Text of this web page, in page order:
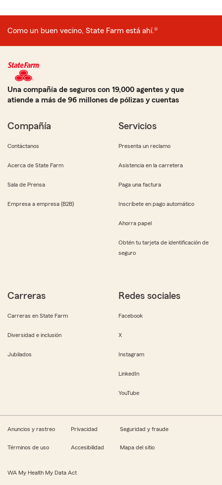
Como un buen vecino, State Farm está ahí.®
Una compañía de seguros con 19,000 agentes y que
atiende a más de 96 millones de pólizas y cuentas
Compañía
Contáctanos
Acerca de State Farm
Sala de Prensa
Empresa a empresa (B2B)
Servicios
Presenta un reclamo
Asistencia en la carretera
Paga una factura
Inscríbete en pago automático
Ahorra papel
Obtén tu tarjeta de identificación de
seguro
Carreras
Carreras en State Farm
Diversidad e inclusión
Jubilados
Redes sociales
Facebook
X
Instagram
LinkedIn
YouTube
Anuncios y rastreo Privacidad Seguridad y fraude
Términos de uso Accesibilidad Mapa del sitio
WA My Health My Data Act